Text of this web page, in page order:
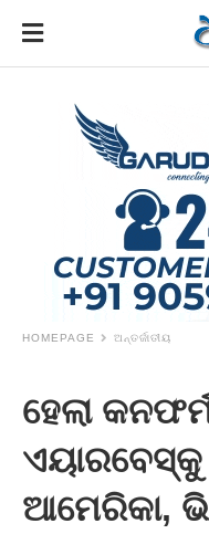
HOMEPAGE ଅନ୍ତର୍ଜାତୀୟ
ହେଲା
ଆମେରିକା,